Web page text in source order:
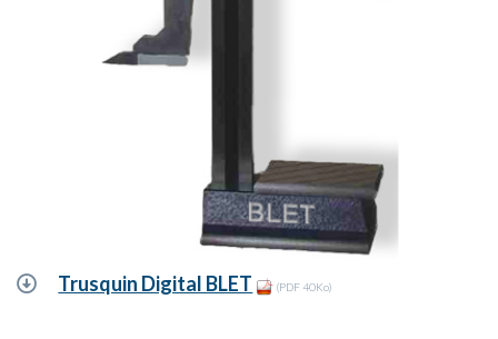
Trusquin Digital BLET (PDF 40Ko)